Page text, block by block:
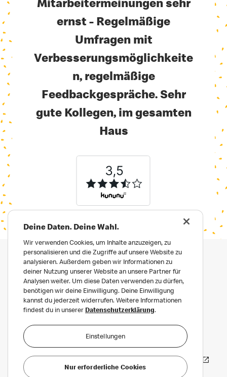
ernst - Regelmäßige
Umfragen mit
Verbesserungsmöglichkeite
n, regelmäßige
Feedbackgespräche. Sehr
gute Kollegen, im gesamten
Haus
Datenschutz für Bewerber:innen
Häufige Fragen
Erklärung zur Barrierefreiheit
Deine Daten. Deine Wahl.
Wir verwenden Cookies, um Inhalte anzuzeigen, zu
personalisieren und die Zugriffe auf unsere Website zu
analysieren. Außerdem geben wir Informationen zu
deiner Nutzung unserer Website an unsere Partner für
Analysen weiter. Um diese Daten verwenden zu dürfen,
benötigen wir deine Einwilligung. Deine Einwilligung
kannst du jederzeit widerrufen. Weitere Informationen
findest du in unserer Datenschutzerklärung.
Einstellungen
Nur erforderliche Cookies